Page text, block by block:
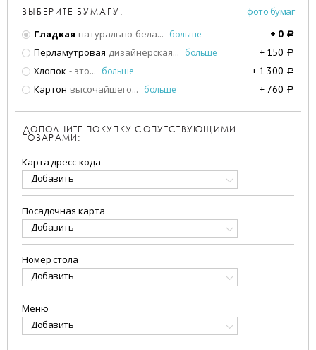
ВЫБЕРИТЕ БУМАГУ:
фото бумаг
Гладкая натурально-бела... больше + 0 a
Перламутровая дизайнерская... больше + 150 a
Хлопок - это... больше + 1 300 a
Картон высочайшего... больше + 760 a
ДОПОЛНИТЕ ПОКУПКУ СОПУТСТВУЮЩИМИ
ТОВАРАМИ:
Карта дресс-кода
Добавить
Посадочная карта
Добавить
Номер стола
Добавить
Меню
Добавить